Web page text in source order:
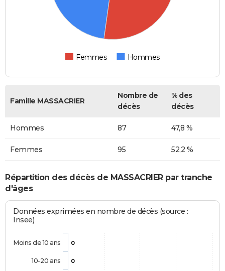
Femmes Hommes
Famille MASSACRIER
Nombre de
décès
% des
décès
Hommes 87 47,8 %
Femmes 95 52,2 %
Répartition des décès de MASSACRIER par tranche
d'âges
Données exprimées en nombre de décès (source :
Insee)
0
0
Moins de 10 ans
10-20 ans